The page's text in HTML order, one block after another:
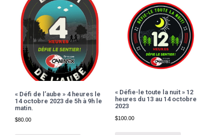
« Défi de l’aube » 4 heures le
14 octobre 2023 de 5h à 9h le
matin.
$80.00
« Défie-le toute la nuit » 12
heures du 13 au 14 octobre
2023
$100.00